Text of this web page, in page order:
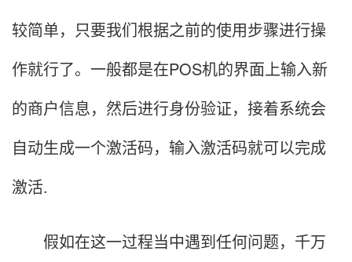
较简单，只要我们根据之前的使用步骤进行操
作就行了。一般都是在POS机的界面上输入新
的商户信息，然后进行身份验证，接着系统会
自动生成一个激活码，输入激活码就可以完成
激活.
假如在这一过程当中遇到任何问题，千万